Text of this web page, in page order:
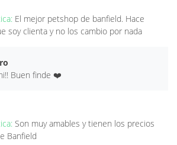
El mejor petshop de banfield. Hace
soy clienta y no los cambio por nada
Buen finde ❤️
Son muy amables y tienen los precios
Banfield